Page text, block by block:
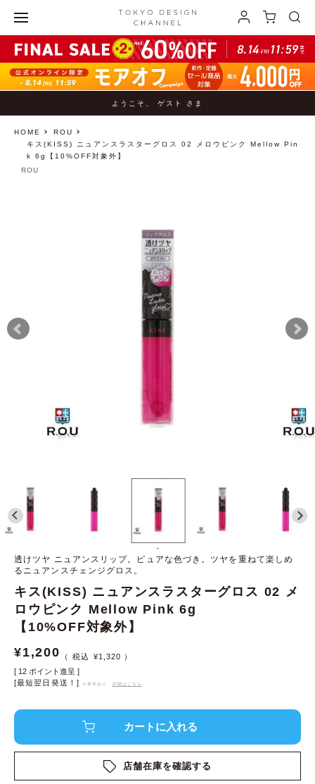
ようこそ、 ゲスト さま
HOME
ROU
キス(KISS) ニュアンスラスターグロス 02 メロウピンク Mellow Pin
k 6g【10%OFF対象外】
-
ROU
透けツヤ ニュアンスリップ。ピュアな色づき。ツヤを重ねて楽しめ
るニュアンスチェンジグロス。
キス(KISS) ニュアンスラスターグロス 02 メ
ロウピンク Mellow Pink 6g
【10%OFF対象外】
¥1,200 ¥1,320
[ 12 ポイント進呈 ]
[最短翌日発送！]
※条件あり、 詳細はこちら
店舗在庫を確認する